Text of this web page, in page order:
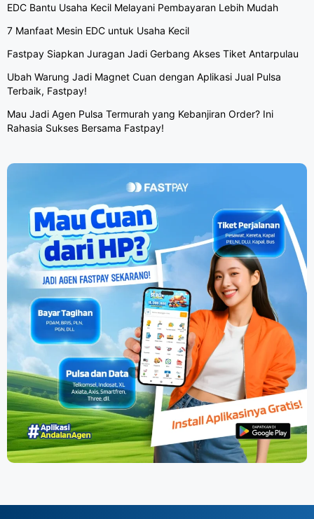
EDC Bantu Usaha Kecil Melayani Pembayaran Lebih Mudah
7 Manfaat Mesin EDC untuk Usaha Kecil
Fastpay Siapkan Juragan Jadi Gerbang Akses Tiket Antarpulau
Ubah Warung Jadi Magnet Cuan dengan Aplikasi Jual Pulsa
Terbaik, Fastpay!
Mau Jadi Agen Pulsa Termurah yang Kebanjiran Order? Ini
Rahasia Sukses Bersama Fastpay!